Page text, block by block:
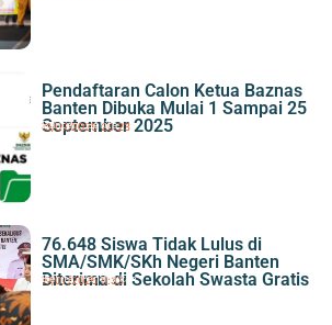
kejuaraan Nasional Judo Mahasiswa 2026 Jawa
Pendaftaran Calon Ketua Baznas
Banten Dibuka Mulai 1 Sampai 25
September 2025
13/09/2025|20:23
Banten,Berita
76.648 Siswa Tidak Lulus di
SMA/SMK/SKh Negeri Banten
Diterima di Sekolah Swasta Gratis
19/07/2025|11:33
Berita,Pendidikan